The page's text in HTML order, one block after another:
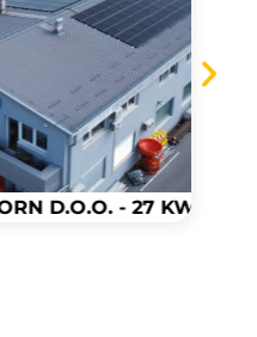
D.O.O. - 27 KW